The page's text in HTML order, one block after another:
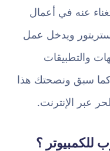
عنه في أعمال
ويدخل عمل
والتطبيقات
كما سبق ونصحتك هذا
عبر الإنترنت.
للكمبيوتر ؟